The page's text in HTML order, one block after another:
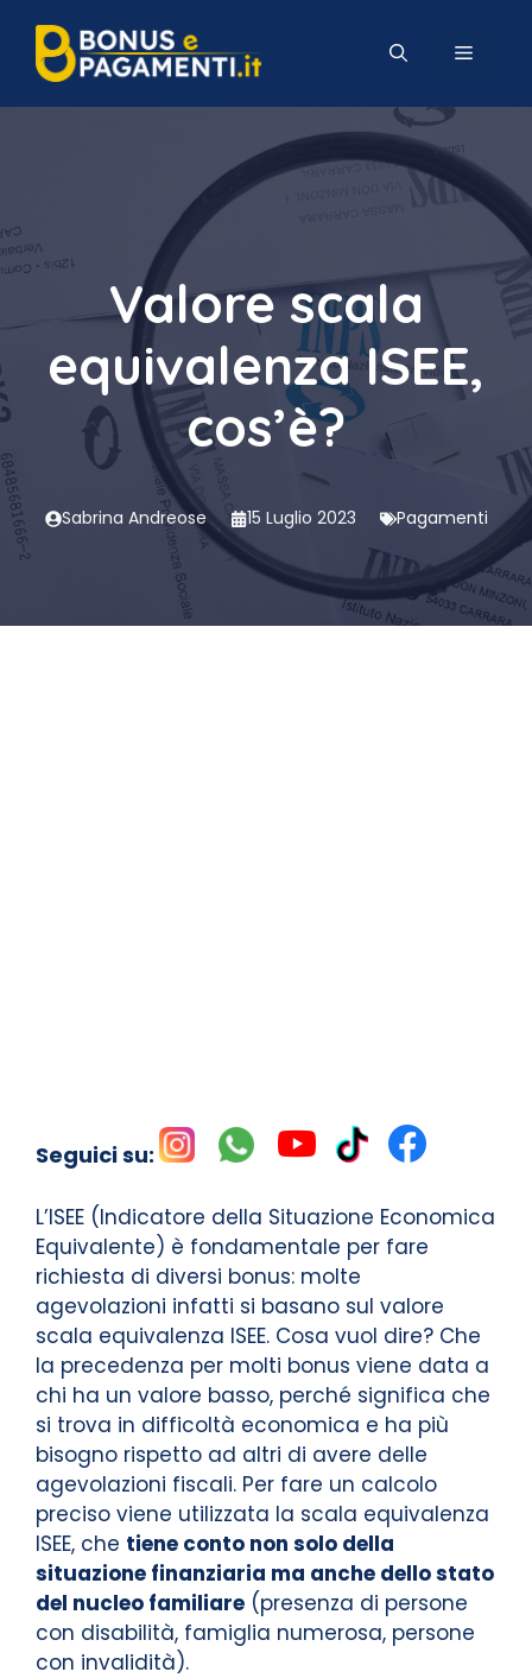
contenuto
MENU
Valore scala
equivalenza ISEE,
cos’è?
Sabrina Andreose 15 Luglio 2023 Pagamenti
Seguici su:
L’ISEE (Indicatore della Situazione Economica
Equivalente) è fondamentale per fare
richiesta di diversi bonus: molte
agevolazioni infatti si basano sul valore
scala equivalenza ISEE. Cosa vuol dire? Che
la precedenza per molti bonus viene data a
chi ha un valore basso, perché significa che
si trova in difficoltà economica e ha più
bisogno rispetto ad altri di avere delle
agevolazioni fiscali. Per fare un calcolo
preciso viene utilizzata la scala equivalenza
ISEE, che tiene conto non solo della
situazione finanziaria ma anche dello stato
del nucleo familiare (presenza di persone
con disabilità, famiglia numerosa, persone
con invalidità).